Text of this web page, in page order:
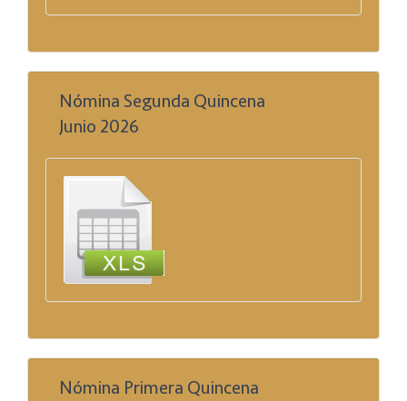
Nómina Segunda Quincena
Junio 2026
Nómina Primera Quincena